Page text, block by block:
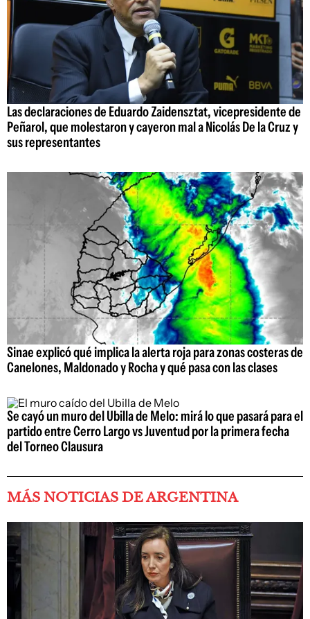
Las declaraciones de Eduardo Zaidensztat, vicepresidente de
Peñarol, que molestaron y cayeron mal a Nicolás De la Cruz y
sus representantes
Sinae explicó qué implica la alerta roja para zonas costeras de
Canelones, Maldonado y Rocha y qué pasa con las clases
Se cayó un muro del Ubilla de Melo: mirá lo que pasará para el
partido entre Cerro Largo vs Juventud por la primera fecha
del Torneo Clausura
MÁS NOTICIAS DE ARGENTINA